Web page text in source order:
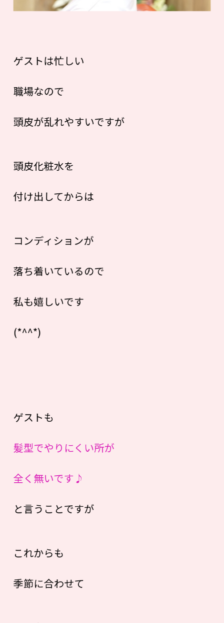
ゲストは忙しい
職場なので
頭皮が乱れやすいですが
頭皮化粧水を
付け出してからは
コンディションが
落ち着いているので
私も嬉しいです
(*^^*)
ゲストも
髪型でやりにくい所が
全く無いです♪
と言うことですが
これからも
季節に合わせて